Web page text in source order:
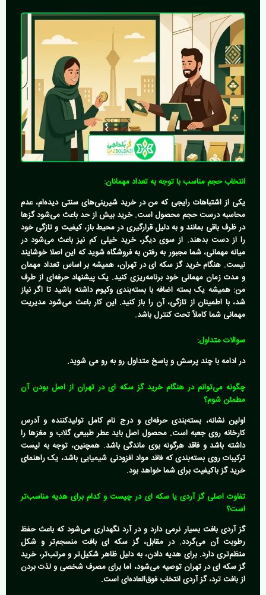
انتخاب حجم مناسب با توجه به تعداد مهمانان:
یکی از اشتباهات رایجی که من در خرید شیرینی‌های سنتی دیده‌ام، عدم
محاسبه درست حجم محصول است. خرید بیش از حد باعث می‌شود گزها
در ظرف باقی بمانند و به دلیل قرارگیری در محیط باز، کیفیت و تازگی خود
را از دست بدهند. از سوی دیگر، خرید خیلی کم نیز باعث می‌شود در
میانه مهمانی، شما مجبور به رفتن به فروشگاه شوید که این اصلا خوشایند
نیست. هنگامخرید گز سکه ای در تهران، همیشه بر اساس تعداد مهمان
و مدت زمان مهمانی خود برنامه‌ریزی کنید. یک پیشنهاد حرفه‌ای از طرف
من: همیشه یک بسته اضافه با بسته‌بندی وکیوم داشته باشید تا اگر نیاز
شد، با اطمینان از تازگی، آن را باز کنید. این کار باعث می‌شود مدیریت
مهمانی شما کاملاً تحت کنترل باشد.
سوالات متداول:
در ادامه با چند پرسش و پاسخ متداول رو به رو می شوید.
چگونه می‌توانم در هنگام خرید گز سکه ای در تهران از اصل بودن آن
مطمئن شوم؟
اولین نشانه، بسته‌بندی حرفه‌ای و درج نام کامل تولیدکننده و آدرس
کارخانه روی جعبه است. محصول اصل باید عطر طبیعی گلاب و مغزها را
داشته باشد و فاقد هرگونه بوی ماندگی باشد. همچنین، توجه به لیست
ترکیبات روی بسته‌بندی که فاقد مواد افزودنی شیمیایی باشد، یک راهنمای
خرید گز باکیفیت برای شما خواهد بود.
تفاوت اصلی گز آردی یا سکه ای در چیست و کدام برای هدیه مناسب‌تر
است؟
گز آردی بافت بسیار نرمی دارد و در آرد نگهداری می‌شود که باعث حفظ
رطوبت آن می‌گردد. در مقابل، گز سکه ای بافت منسجم‌تر و شکل
منظم‌تری دارد. برای هدیه دادن، به دلیل ظاهر شکیل‌تر و مرتب‌تر،خرید
گز سکه ای در تهرانتوصیه می‌شود، اما برای مصرف شخصی و لذت بردن
از بافت ترد، گز آردی انتخاب فوق‌العاده‌ای است.